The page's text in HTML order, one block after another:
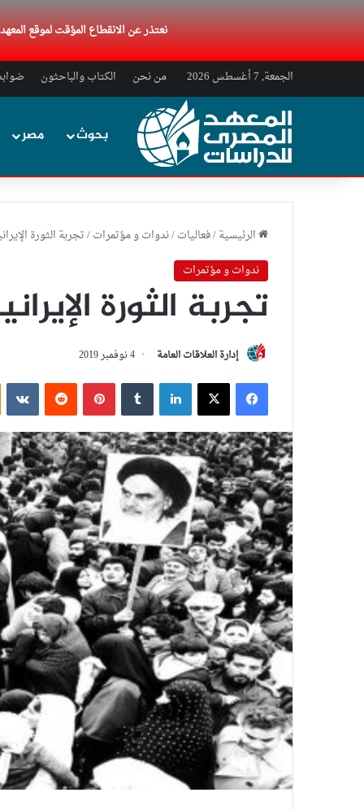
نعتذر عن الانقطاع المؤقت لموقع
الجمعة, 7 أغسطس 2026 من نحن الكتاب والباحثون
بحوث مصر
الرئيسية/فعاليات/ندوات و مؤتمرات/تجربة الثورة
ندوات و مؤتمرات
تجربة الثورة
إدارة العلاقات العامة 4 نوفمبر 2019
فيسبوك ‫X لينكدإن بينتيريست